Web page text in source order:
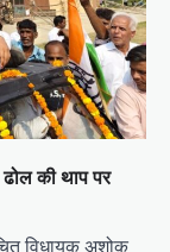
की थाप पर
विधायक अशोक